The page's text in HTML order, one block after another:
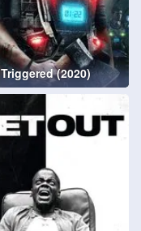
Triggered (2020)